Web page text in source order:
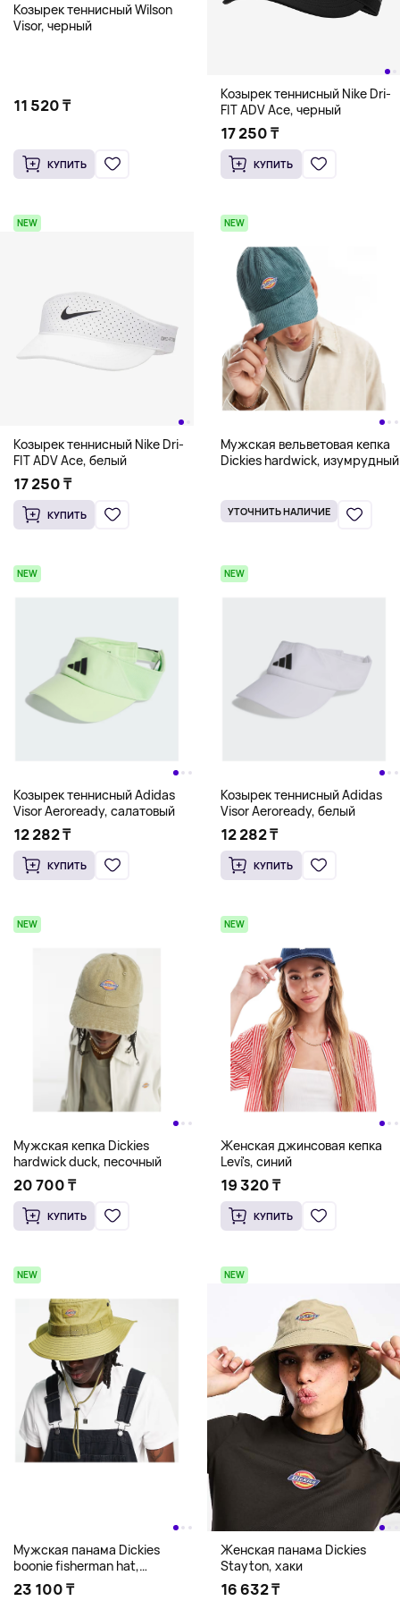
Козырек теннисный Wilson
Visor, черный
11 520 ₸
КУПИТЬ
Козырек теннисный Nike Dri-
FIT ADV Ace, черный
17 250 ₸
КУПИТЬ
NEW
Козырек теннисный Nike Dri-
FIT ADV Ace, белый
17 250 ₸
КУПИТЬ
NEW
Мужская вельветовая кепка
Dickies hardwick, изумрудный
УТОЧНИТЬ НАЛИЧИЕ
NEW
Козырек теннисный Adidas
Visor Aeroready, салатовый
12 282 ₸
КУПИТЬ
NEW
Козырек теннисный Adidas
Visor Aeroready, белый
12 282 ₸
КУПИТЬ
NEW
Мужская кепка Dickies
hardwick duck, песочный
20 700 ₸
КУПИТЬ
NEW
Женская джинсовая кепка
Levi's, синий
19 320 ₸
КУПИТЬ
NEW
Мужская панама Dickies
boonie fisherman hat,
салатовый
23 100 ₸
NEW
Женская панама Dickies
Stayton, хаки
16 632 ₸